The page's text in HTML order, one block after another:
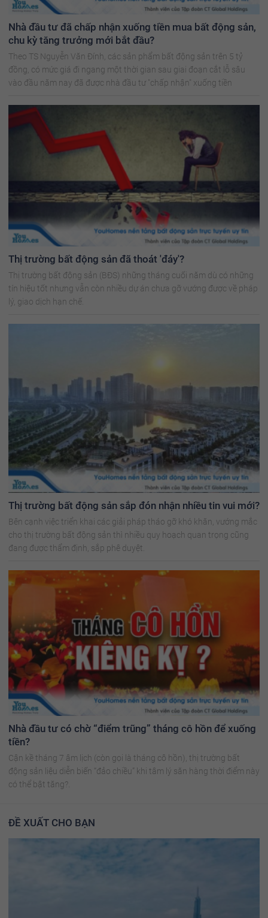
Nhà đầu tư đã chấp nhận xuống tiền mua bất động sản,
chu kỳ tăng trưởng mới bắt đầu?
Theo TS Nguyễn Văn Đính, các sản phẩm bất động sản trên 5 tỷ
đồng, có mức giá đi ngang một thời gian sau giai đoạn cắt lỗ sâu
vào đầu năm nay đã được nhà đầu tư "chấp nhận" xuống tiền
Thị trường bất động sản đã thoát 'đáy'?
Thị trường bất động sản (BĐS) những tháng cuối năm dù có những
tín hiệu tốt nhưng vẫn còn nhiều dự án chưa gỡ vướng được về pháp
lý, giao dịch hạn chế.
Thị trường bất động sản sắp đón nhận nhiều tin vui mới?
Bên cạnh việc triển khai các giải pháp tháo gỡ khó khăn, vướng mắc
cho thị trường bất động sản thì nhiều quy hoạch quan trọng cũng
đang được thẩm định, sắp phê duyệt.
Nhà đầu tư có chờ “điểm trũng” tháng cô hồn để xuống
tiền?
Cận kề tháng 7 âm lịch (còn gọi là tháng cô hồn), thị trường bất
động sản liệu diễn biến “đảo chiều” khi tâm lý săn hàng thời điểm này
có thể bật tăng?.
ĐỀ XUẤT CHO BẠN